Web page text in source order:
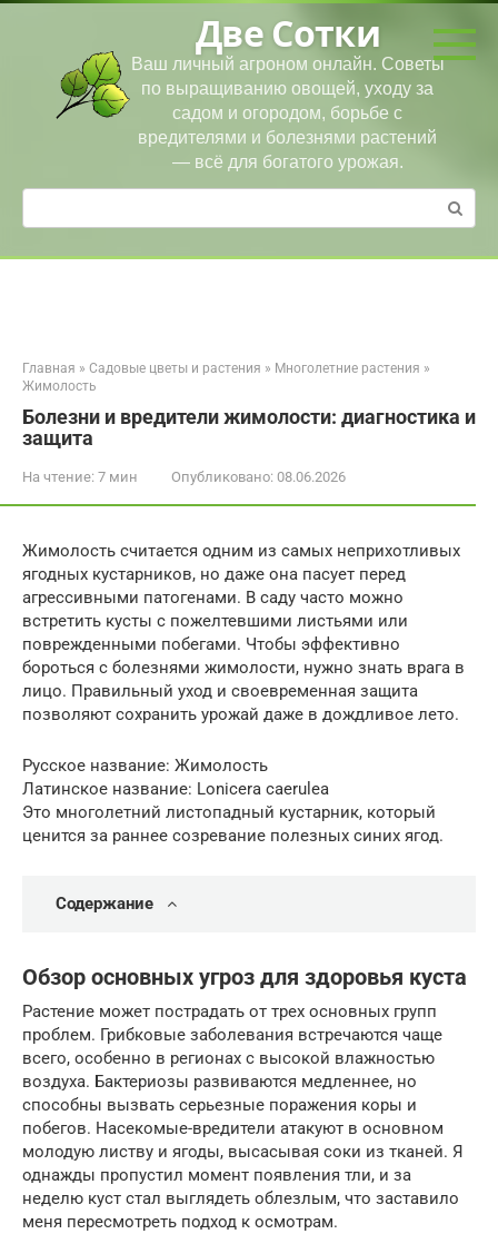
Перейти
Две Сотки
Ваш личный агроном онлайн. Советы
по выращиванию овощей, уходу за
садом и огородом, борьбе с
вредителями и болезнями растений
— всё для богатого урожая.
Поиск:
Главная » Садовые цветы и растения » Многолетние растения »
Жимолость
Болезни и вредители жимолости: диагностика и
защита
На чтение: 7 мин Опубликовано: 08.06.2026
Жимолость считается одним из самых неприхотливых
ягодных кустарников, но даже она пасует перед
агрессивными патогенами. В саду часто можно
встретить кусты с пожелтевшими листьями или
поврежденными побегами. Чтобы эффективно
бороться с болезнями жимолости, нужно знать врага в
лицо. Правильный уход и своевременная защита
позволяют сохранить урожай даже в дождливое лето.
Русское название: Жимолость
Латинское название: Lonicera caerulea
Это многолетний листопадный кустарник, который
ценится за раннее созревание полезных синих ягод.
Содержание
Обзор основных угроз для здоровья куста
Растение может пострадать от трех основных групп
проблем. Грибковые заболевания встречаются чаще
всего, особенно в регионах с высокой влажностью
воздуха. Бактериозы развиваются медленнее, но
способны вызвать серьезные поражения коры и
побегов. Насекомые-вредители атакуют в основном
молодую листву и ягоды, высасывая соки из тканей. Я
однажды пропустил момент появления тли, и за
неделю куст стал выглядеть облезлым, что заставило
меня пересмотреть подход к осмотрам.